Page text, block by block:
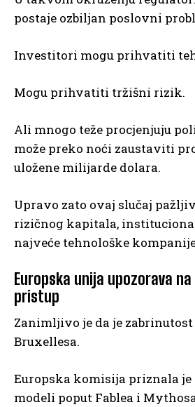
postaje ozbiljan poslovni
Investitori mogu prihvatiti
Mogu prihvatiti tržišni rizik.
Ali mnogo teže procjenjuju
može preko noći zaustaviti
uložene milijarde dolara.
Upravo zato ovaj slučaj
rizičnog kapitala,
najveće tehnološke
Europska unija upozorava
pristup
Zanimljivo je da je
Bruxellesa.
Europska komisija priznala je
modeli poput Fablea i